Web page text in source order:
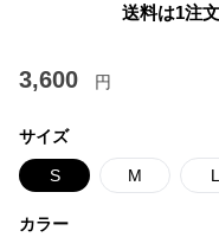
送料は1注
3,600 円
サイズ
S M L
カラー